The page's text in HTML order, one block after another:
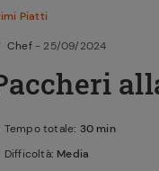
Piatti
Chef - 25/09/2024
Tempo totale: 30 min
Difficoltà: Media